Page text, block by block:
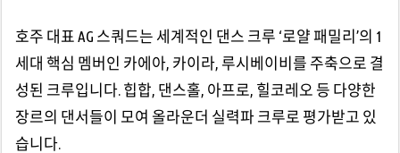
호주 대표 AG 스쿼드는 세계적인 댄스 크루 ‘로얄 패밀리’의 1
세대 핵심 멤버인 카에아, 카이라, 루시베이비를 주축으로 결
성된 크루입니다. 힙합, 댄스홀, 아프로, 힐코레오 등 다양한
장르의 댄서들이 모여 올라운더 실력파 크루로 평가받고 있
습니다.